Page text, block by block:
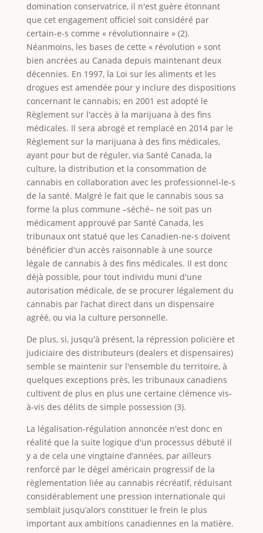
domination conservatrice, il n'est guère étonnant
que cet engagement officiel soit considéré par
certain-e-s comme « révolutionnaire » (2).
Néanmoins, les bases de cette « révolution » sont
bien ancrées au Canada depuis maintenant deux
décennies. En 1997, la Loi sur les aliments et les
drogues est amendée pour y inclure des dispositions
concernant le cannabis; en 2001 est adopté le
Règlement sur l'accès à la marijuana à des fins
médicales. Il sera abrogé et remplacé en 2014 par le
Règlement sur la marijuana à des fins médicales,
ayant pour but de réguler, via Santé Canada, la
culture, la distribution et la consommation de
cannabis en collaboration avec les professionnel-le-s
de la santé. Malgré le fait que le cannabis sous sa
forme la plus commune –séché– ne soit pas un
médicament approuvé par Santé Canada, les
tribunaux ont statué que les Canadien-ne-s doivent
bénéficier d'un accès raisonnable à une source
légale de cannabis à des fins médicales. Il est donc
déjà possible, pour tout individu muni d'une
autorisation médicale, de se procurer légalement du
cannabis par l’achat direct dans un dispensaire
agréé, ou via la culture personnelle.
De plus, si, jusqu'à présent, la répression policière et
judiciaire des distributeurs (dealers et dispensaires)
semble se maintenir sur l'ensemble du territoire, à
quelques exceptions près, les tribunaux canadiens
cultivent de plus en plus une certaine clémence vis-
à-vis des délits de simple possession (3).
La légalisation-régulation annoncée n'est donc en
réalité que la suite logique d'un processus débuté il
y a de cela une vingtaine d’années, par ailleurs
renforcé par le dégel américain progressif de la
règlementation liée au cannabis récréatif, réduisant
considérablement une pression internationale qui
semblait jusqu’alors constituer le frein le plus
important aux ambitions canadiennes en la matière.